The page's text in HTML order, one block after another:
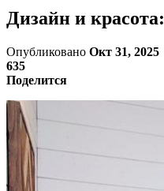
Дизайн и
Опубликовано Окт 31, 2025
635
Поделится